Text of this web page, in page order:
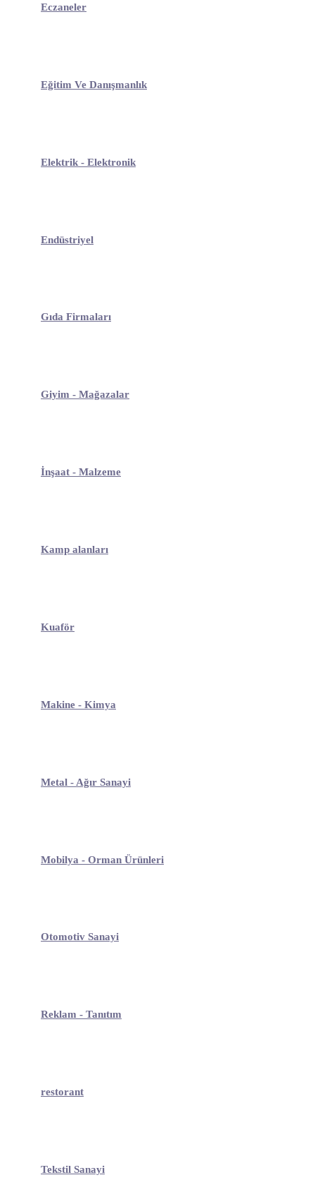
Eczaneler
Eğitim Ve Danışmanlık
Elektrik - Elektronik
Endüstriyel
Gıda Firmaları
Giyim - Mağazalar
İnşaat - Malzeme
Kamp alanları
Kuaför
Makine - Kimya
Metal - Ağır Sanayi
Mobilya - Orman Ürünleri
Otomotiv Sanayi
Reklam - Tanıtım
restorant
Tekstil Sanayi